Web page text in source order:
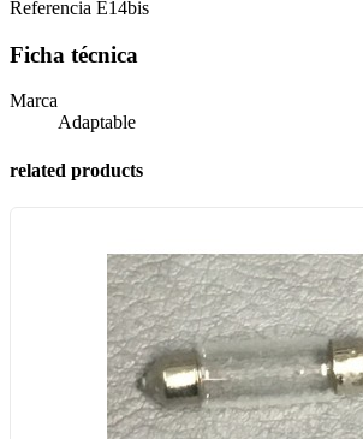
Referencia E14bis
Ficha técnica
Marca
Adaptable
related products